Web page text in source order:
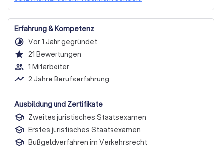
Erfahrung & Kompetenz
timelapse Vor 1 Jahr gegründet
star 21 Bewertungen
people_outline 1 Mitarbeiter
timeline 2 Jahre Berufserfahrung
Ausbildung und Zertifikate
Zweites juristisches Staatsexamen
Erstes juristisches Staatsexamen
Bußgeldverfahren im Verkehrsrecht